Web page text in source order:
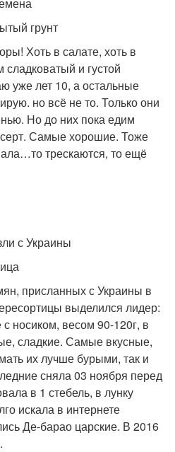
грунт
Хоть в салате, хоть в
сладковатый и густой
уже лет 10, а остальные
но всё не то. Только они
Но до них пока едим
Самые хорошие. Тоже
трескаются, то ещё
с Украины
присланных с Украины в
выделился лидер:
носиком, весом 90-120г, в
сладкие. Самые вкусные,
их лучше бурыми, так и
сняла 03 ноября перед
в 1 стебель, в лунку
искала в интернете
Де-барао царские. В 2016